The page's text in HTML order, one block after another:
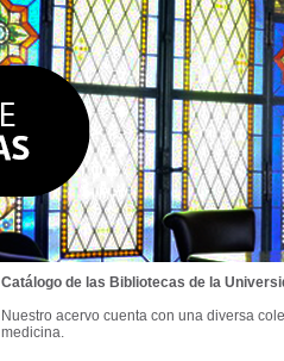
Catálogo de las Bibliotecas de la
Nuestro acervo cuenta con una diversa
medicina.